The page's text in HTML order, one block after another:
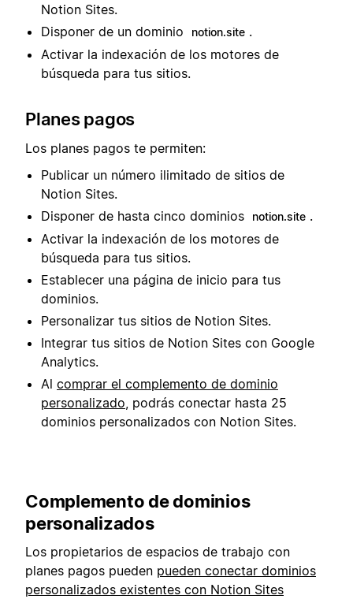
Notion Sites.
Disponer de un dominio
notion.site .
Activar la indexación de los motores de
búsqueda para tus sitios.
Planes pagos
Los planes pagos te permiten:
Publicar un número ilimitado de sitios de
Notion Sites.
Disponer de hasta cinco dominios
notion.site .
Activar la indexación de los motores de
búsqueda para tus sitios.
Establecer una página de inicio para tus
dominios.
Personalizar tus sitios de Notion Sites.
Integrar tus sitios de Notion Sites con Google
Analytics.
Al comprar el complemento de dominio
personalizado, podrás conectar hasta 25
dominios personalizados con Notion Sites.
Complemento de dominios
personalizados
Los propietarios de espacios de trabajo con
planes pagos pueden pueden conectar dominios
personalizados existentes con Notion Sites